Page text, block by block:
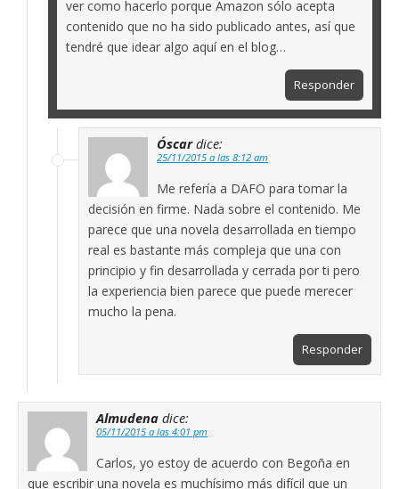
ver como hacerlo porque Amazon sólo acepta
contenido que no ha sido publicado antes, así que
tendré que idear algo aquí en el blog…
Responder
Óscar dice:
25/11/2015 a las 8:12 am
Me refería a DAFO para tomar la
decisión en firme. Nada sobre el contenido. Me
parece que una novela desarrollada en tiempo
real es bastante más compleja que una con
principio y fin desarrollada y cerrada por ti pero
la experiencia bien parece que puede merecer
mucho la pena.
Responder
Almudena dice:
05/11/2015 a las 4:01 pm
Carlos, yo estoy de acuerdo con Begoña en
que escribir una novela es muchísimo más difícil que un